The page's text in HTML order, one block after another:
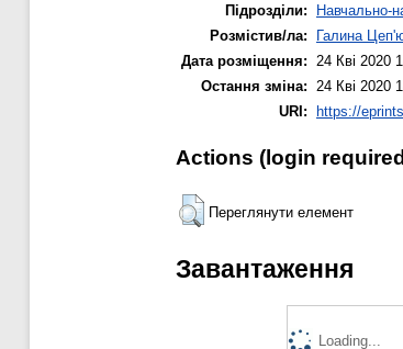
Підрозділи:
Навчально-
Розмістив/ла:
Галина
Дата розміщення:
24 Кві 2020
Остання зміна:
24 Кві 2020
URI: https://
Actions (login
Переглянути елемент
Завантаження
Loading...